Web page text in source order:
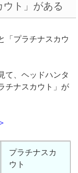
ウト」がある
「プラチナスカウ
て、ヘッドハンタ
チナスカウト」が
プラチナスカ
ウト